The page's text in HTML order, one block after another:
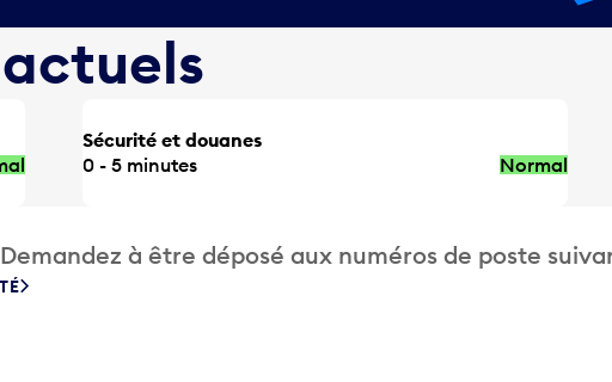
Sécurité et douanes
0 - 5 minutes
Normal
à être déposé aux numéros de poste